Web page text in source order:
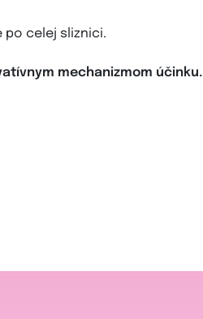
po celej sliznici.
mechanizmom účinku.